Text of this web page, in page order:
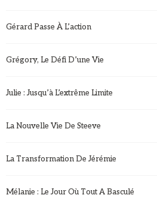
Gérard Passe À L’action
Grégory, Le Défi D’une Vie
Julie : Jusqu’à L’extrême Limite
La Nouvelle Vie De Steeve
La Transformation De Jérémie
Mélanie : Le Jour Où Tout A Basculé